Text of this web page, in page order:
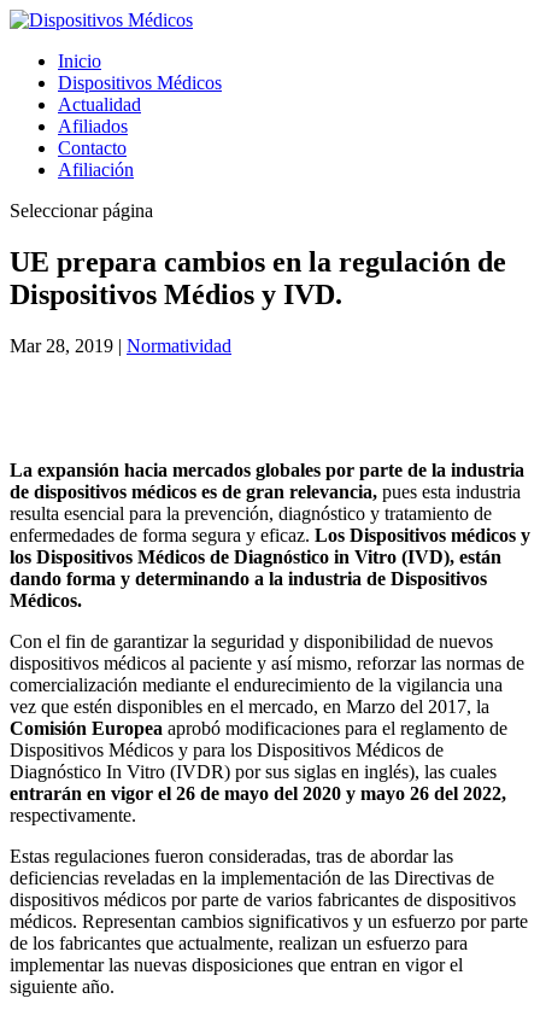
Inicio
Dispositivos Médicos
Actualidad
Afiliados
Contacto
Afiliación
Seleccionar página
UE prepara cambios en la regulación de
Dispositivos Médios y IVD.
Mar 28, 2019 | Normatividad
La expansión hacia mercados globales por parte de la industria
de dispositivos médicos es de gran relevancia, pues esta industria
resulta esencial para la prevención, diagnóstico y tratamiento de
enfermedades de forma segura y eficaz. Los Dispositivos médicos y
los Dispositivos Médicos de Diagnóstico in Vitro (IVD), están
dando forma y determinando a la industria de Dispositivos
Médicos.
Con el fin de garantizar la seguridad y disponibilidad de nuevos
dispositivos médicos al paciente y así mismo, reforzar las normas de
comercialización mediante el endurecimiento de la vigilancia una
vez que estén disponibles en el mercado, en Marzo del 2017, la
Comisión Europea aprobó modificaciones para el reglamento de
Dispositivos Médicos y para los Dispositivos Médicos de
Diagnóstico In Vitro (IVDR) por sus siglas en inglés), las cuales
entrarán en vigor el 26 de mayo del 2020 y mayo 26 del 2022,
respectivamente.
Estas regulaciones fueron consideradas, tras de abordar las
deficiencias reveladas en la implementación de las Directivas de
dispositivos médicos por parte de varios fabricantes de dispositivos
médicos. Representan cambios significativos y un esfuerzo por parte
de los fabricantes que actualmente, realizan un esfuerzo para
implementar las nuevas disposiciones que entran en vigor el
siguiente año.